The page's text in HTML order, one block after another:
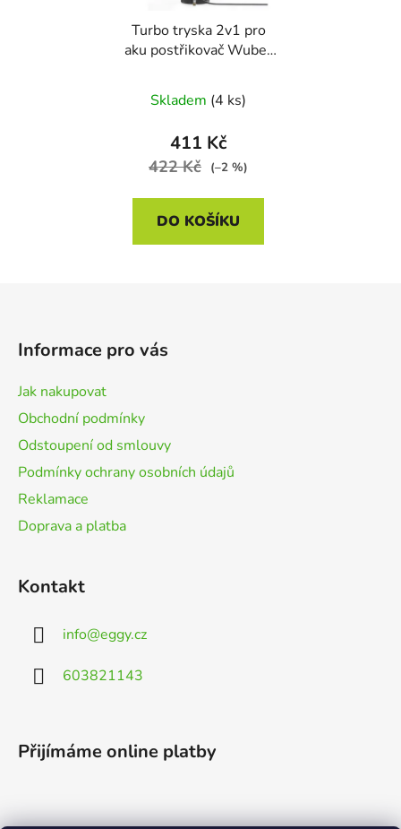
Turbo tryska 2v1 pro
aku postřikovač Wuber
Skladem (4 ks)
411 Kč
422 Kč (–2 %)
DO KOŠÍKU
Informace pro vás
Jak nakupovat
Obchodní podmínky
Odstoupení od smlouvy
Podmínky ochrany osobních údajů
Reklamace
Doprava a platba
Kontakt
info@eggy.cz
603821143
Přijímáme online platby